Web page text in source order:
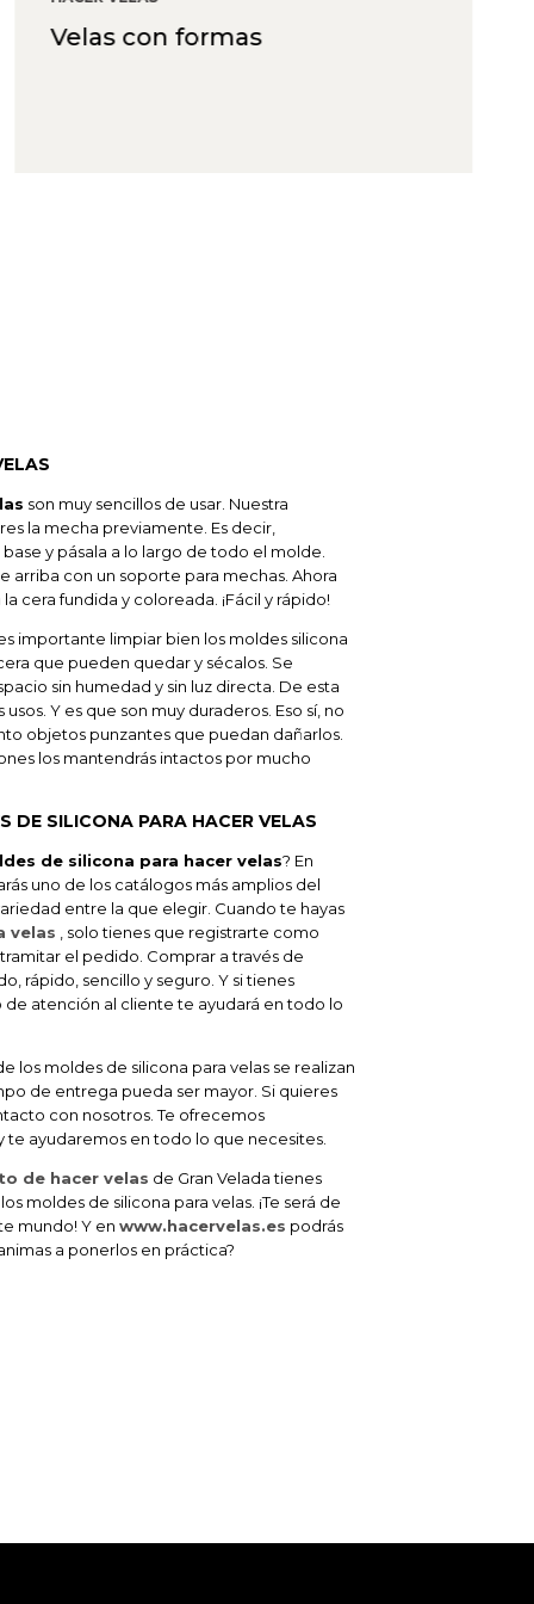
Velas con formas
son muy sencillos de usar. Nuestra
la mecha previamente. Es decir,
y pásala a lo largo de todo el molde.
arriba con un soporte para mechas. Ahora
cera fundida y coloreada. ¡Fácil y rápido!
importante limpiar bien los moldes silicona
que pueden quedar y sécalos. Se
sin humedad y sin luz directa. De esta
Y es que son muy duraderos. Eso sí, no
objetos punzantes que puedan dañarlos.
los mantendrás intactos por mucho
DE SILICONA PARA HACER VELAS
de silicona para hacer velas? En
uno de los catálogos más amplios del
entre la que elegir. Cuando te hayas
velas , solo tienes que registrarte como
el pedido. Comprar a través de
rápido, sencillo y seguro. Y si tienes
atención al cliente te ayudará en todo lo
los moldes de silicona para velas se realizan
de entrega pueda ser mayor. Si quieres
con nosotros. Te ofrecemos
te ayudaremos en todo lo que necesites.
de hacer velas de Gran Velada tienes
moldes de silicona para velas. ¡Te será de
mundo! Y en www.hacervelas.es podrás
a ponerlos en práctica?